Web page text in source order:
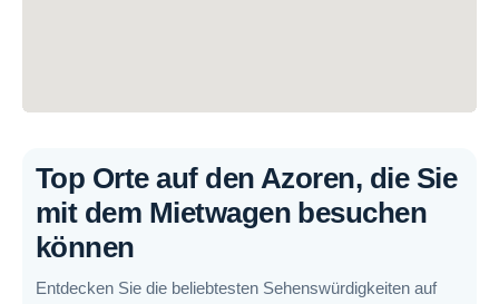
Top Orte auf den Azoren, die Sie
mit dem Mietwagen besuchen
können
Entdecken Sie die beliebtesten Sehenswürdigkeiten auf